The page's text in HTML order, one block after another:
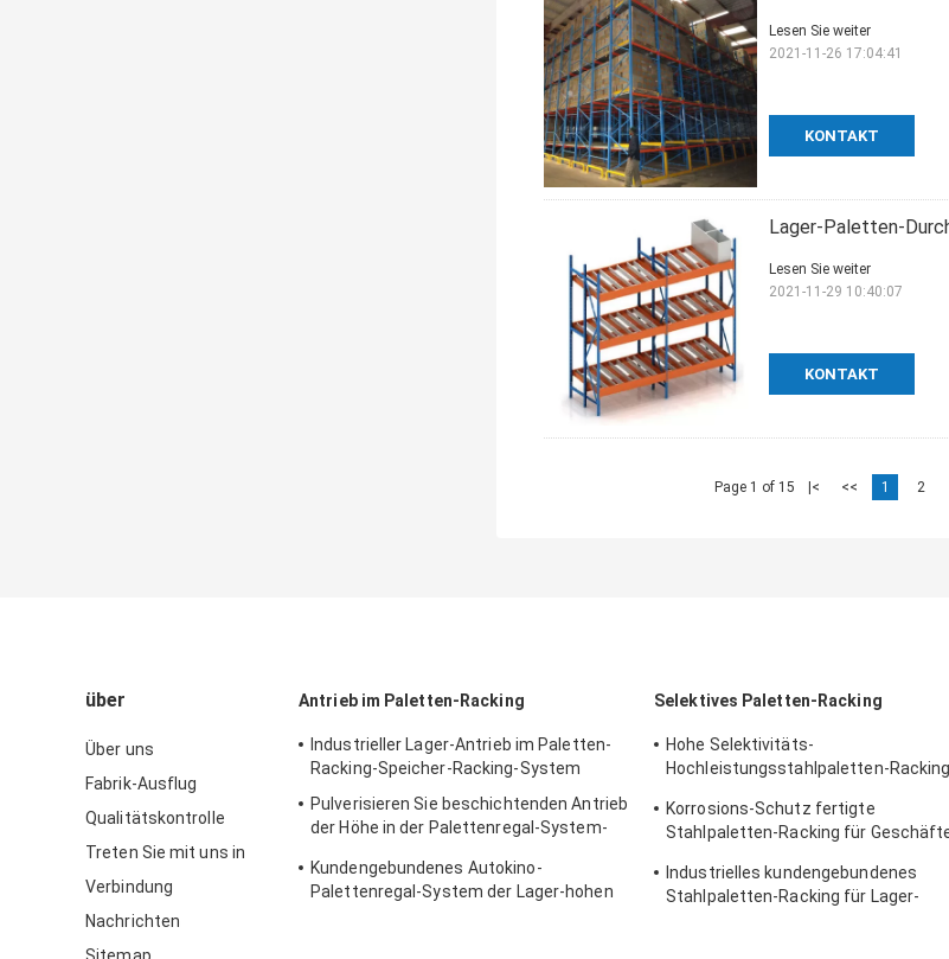
KONTAKT
Lesen Sie weiter
2021-11-26 17:04:41
Lager-Paletten-
KONTAKT
Lesen Sie weiter
2021-11-29 10:40:07
Page 1 of 15 |< << 1 2
über
Über uns
Fabrik-Ausflug
Qualitätskontrolle
Treten Sie mit uns in
Verbindung
Nachrichten
Antrieb im Paletten-Racking
Industrieller Lager-Antrieb im Paletten-
Racking-Speicher-Racking-System
Pulverisieren Sie beschichtenden Antrieb
der Höhe in der Palettenregal-System-
Kundengebundenes Autokino-
Palettenregal-System der Lager-hohen
Selektives Paletten-Racking
Hohe Selektivitäts-
Hochleistungsstahlpaletten-
Korrosions-Schutz fertigte
Stahlpaletten-Racking für
Industrielles kundengebundenes
Stahlpaletten-Racking für Lager-